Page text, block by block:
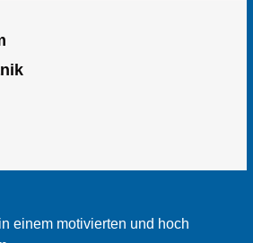
einem motivierten und hoch